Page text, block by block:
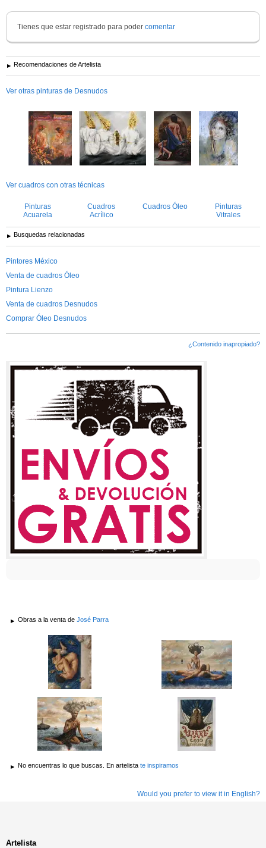
Tienes que estar registrado para poder comentar
Recomendaciones de Artelista
Ver otras pinturas de Desnudos
Ver cuadros con otras técnicas
Pinturas
Acuarela
Cuadros
Acrílico
Cuadros Óleo
Pinturas
Vitrales
Busquedas relacionadas
Pintores México
Venta de cuadros Óleo
Pintura Lienzo
Venta de cuadros Desnudos
Comprar Óleo Desnudos
¿Contenido inapropiado?
Obras a la venta de José Parra
No encuentras lo que buscas. En artelista te inspiramos
Would you prefer to view it in English?
Artelista